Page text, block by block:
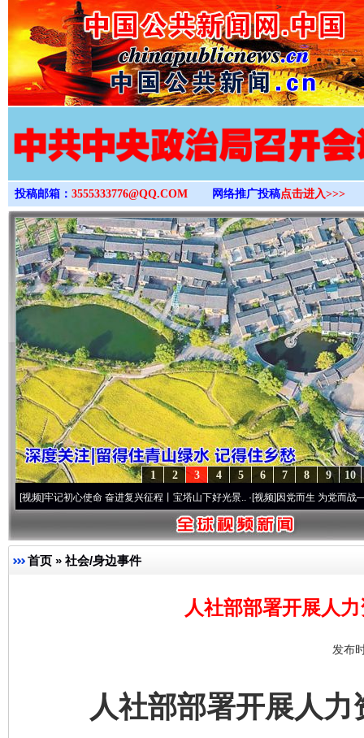
>
投稿邮箱： 3555333776@QQ.COM 网络推广投稿点击进入>>>
10
9
8
7
6
5
4
3
2
1
记初心使命 奋进复兴征程丨宝塔山下好光景..·[视频]因党而生 为党而战——百年“纪
首页 » 社会/身边事件
人社部部署开展人
发布
人社部部署开展人力